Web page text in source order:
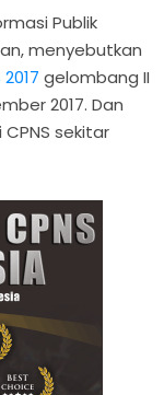
Publik
menyebutkan
gelombang II
2017. Dan
sekitar